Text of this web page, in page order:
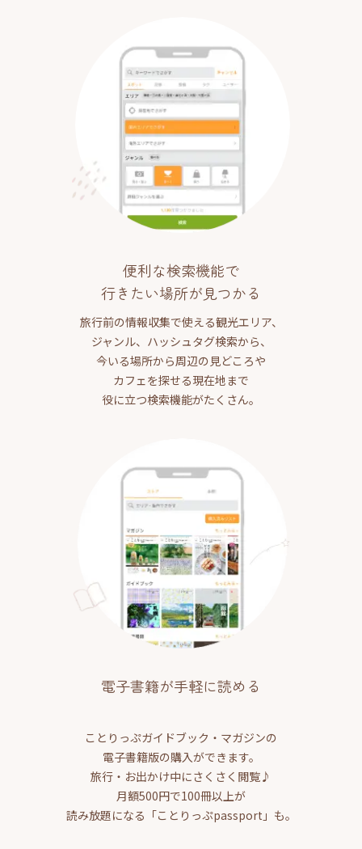
便利な検索機能で
行きたい場所が見つかる
旅行前の情報収集で使える観光エリア、
ジャンル、ハッシュタグ検索から、
今いる場所から周辺の見どころや
カフェを探せる現在地まで
役に立つ検索機能がたくさん。
電子書籍が手軽に読める
ことりっぷガイドブック・マガジンの
電子書籍版の購入ができます。
旅行・お出かけ中にさくさく閲覧♪
月額500円で100冊以上が
読み放題になる「ことりっぷpassport」も。